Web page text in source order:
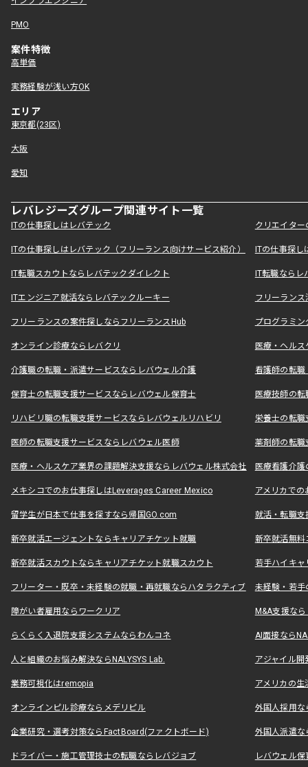
PMO
案件特徴
高単価
実務経験が浅い方OK
エリア
東京都(23区)
大阪
愛知
レバレジーズグループ関連サイト一覧
ITの仕事探しはレバテック クリエイタ
ITの仕事探しはレバテック（フリーランス向けサービス紹介） ITの仕事探
IT転職スカウトならレバテックダイレクト IT転職なら
ITエンジニア就活ならレバテックルーキー フリーラン
フリーランスの案件探しならフリーランスHub プログラミ
オンライン診療ならレバクリ 医療・ヘル
介護職の転職・派遣サービスならレバウェル介護 看護師の転
保育士の転職支援サービスならレバウェル保育士 医療技師の
リハビリ職の転職支援サービスならレバウェルリハビリ 栄養士の転
医師の転職支援サービスならレバウェル医師 薬剤師の転
医療・ヘルスケア業界の課題解決支援ならレバウェル株式会社 医療看護介
メキシコでのお仕事探しはLeverages Career Mexico アメリカで
留学生が日本で仕事を探すなら帰国GO.com 就活・転職
新卒就活エージェントならキャリアチケット就職 新卒就活無料
新卒就活スカウトならキャリアチケット就職スカウト 若手ハイキ
フリーター・既卒・未経験の就職・再就職ならハタラクティブ 未経験・若手
障がい者雇用ならワークリア M&A支援な
らくらく入退院支援システムならわんコネ AI面接なら
人と組織のお悩み解決ならNALYSYS Lab. アジャイル
業務可視化はremopia アメリカの
オンラインピル診療ならメデリピル 外国人採用
企業研究・選考対策ならFactBoard(ファクトボード) 外国人派遣な
ドライバー・施工管理技士の転職ならレバジョブ レバウェル